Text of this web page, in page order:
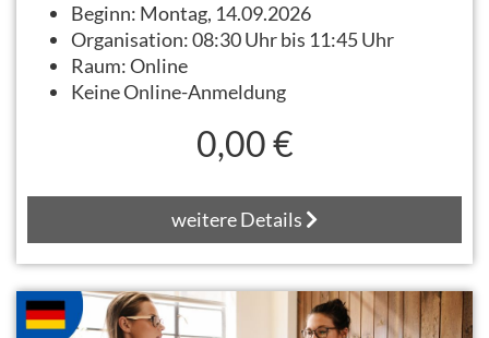
Beginn: Montag, 14.09.2026
Organisation:08:30 Uhr bis 11:45 Uhr
Raum:Online
Keine Online-Anmeldung
0,00 €
weitere Details